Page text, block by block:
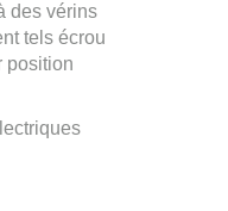
des vérins
tels écrou
position